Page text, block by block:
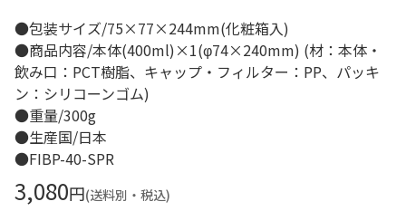
●包装サイズ/75×77×244mm(化粧箱入)
●商品内容/本体(400ml)×1(φ74×240mm) (材：本体・
飲み口：PCT樹脂、キャップ・フィルター：PP、パッキ
ン：シリコーンゴム)
●重量/300g
●生産国/日本
●FIBP-40-SPR
3,080円(送料別・税込)